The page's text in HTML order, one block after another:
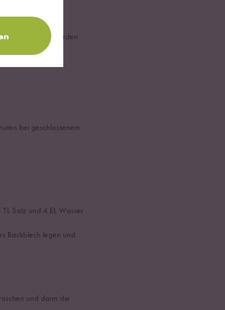
werden
bei geschlossenem
Salz und 4 EL Wasser
Backblech legen und
und dann die